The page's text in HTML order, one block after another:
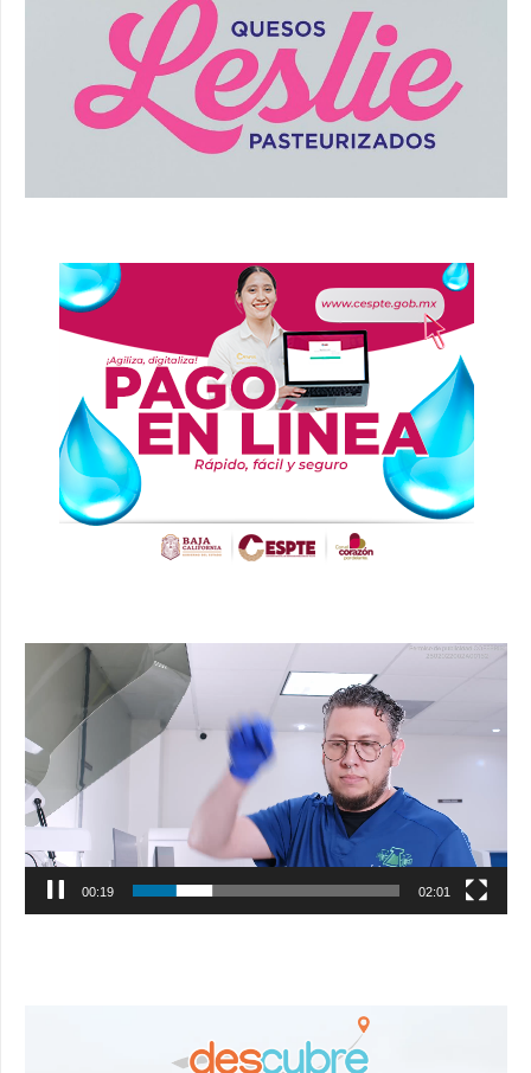
Reproductor
00:20 02:01